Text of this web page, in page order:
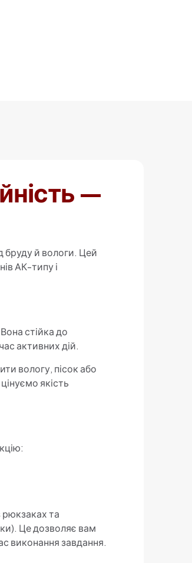
—
бруду й вологи. Цей
АК-типу і
стійка до
активних дій.
вологу, пісок або
якість
рюкзаках та
Це дозволяє вам
виконання завдання.